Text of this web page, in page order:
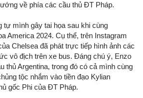
về phía các cầu thủ ĐT Pháp.
tự mình gây tai họa sau khi cùng
America 2024. Cụ thể, trên Instagram
Chelsea đã phát trực tiếp hình ảnh các
vô địch trên xe bus. Đáng chú ý, Enzo
thủ Argentina, trong đó có cả mình cùng
tộc nhắm vào tiền đạo Kylian
gốc Phi của ĐT Pháp.